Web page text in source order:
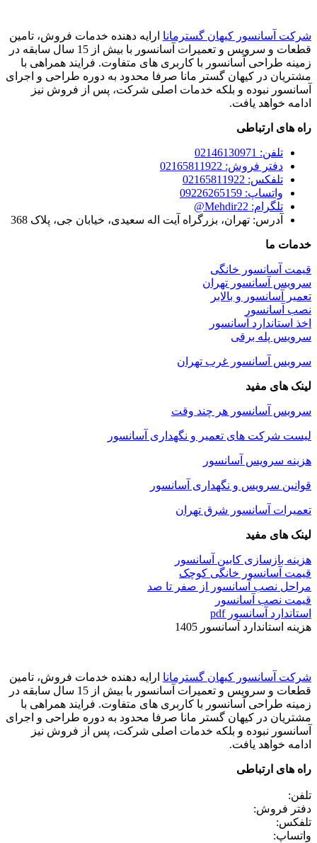
شرکت آسانسور کیهان گسترمانا ارایه دهنده خدمات فروش، تامین
قطعات و سرویس و تعمیرات آسانسور با بیش از 15 سال سابقه در
زمینه طراحی آسانسور با کاربری های متفاوت. فرایند همراهی با
مشتریان در کیهان گستر مانا صرفا محدود به دوره طراحی و اجرای
آسانسور نبوده و بلکه خدمات اصلی شرکت، پس از فروش نیز
ادامه خواهد یافت.
راه های ارتباطی
تلفن: 02146130971
دفتر فروش: 02165811922
تلفکس: 02165811922
واتساپ: 09226265159
تلگرام: Mehdir22@
آدرس: تهران، بزرگراه آیت اله سعیدی، خیابان جی، پلاک 368
خدمات ما
قیمت آسانسور خانگی
سرویس آسانسور تهران
تعمیر آسانسور و بالابر
نصب آسانسور
اخذ استاندارد آسانسور
سرویس پله برقی
سرویس آسانسور غرب تهران
لینک های مفید
سرویس آسانسور هر چند وقت
لیست شرکت های تعمیر و نگهداری آسانسور
هزینه سرویس آسانسور
قوانین سرویس و نگهداری آسانسور
تعمیرات آسانسور شرق تهران
لینک های مفید
هزینه بازسازی کابین آسانسور
قیمت آسانسور خانگی کوچک
مراحل نصب آسانسور از صفر تا صد
قیمت نصب آسانسور
استاندارد آسانسور pdf
هزینه استاندارد آسانسور 1405
شرکت آسانسور کیهان گسترمانا ارایه دهنده خدمات فروش، تامین
قطعات و سرویس و تعمیرات آسانسور با بیش از 15 سال سابقه در
زمینه طراحی آسانسور با کاربری های متفاوت. فرایند همراهی با
مشتریان در کیهان گستر مانا صرفا محدود به دوره طراحی و اجرای
آسانسور نبوده و بلکه خدمات اصلی شرکت، پس از فروش نیز
ادامه خواهد یافت.
راه های ارتباطی
تلفن:
دفتر فروش:
تلفکس:
واتساپ: